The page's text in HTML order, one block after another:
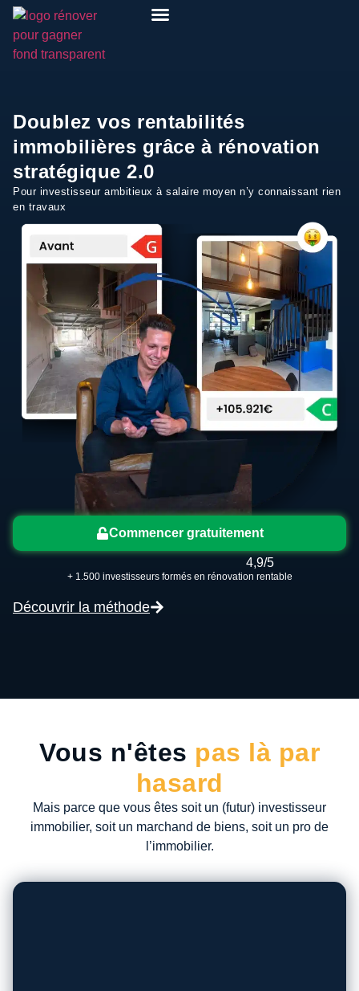
Doublez vos rentabilités
immobilières grâce à rénovation
stratégique 2.0
Pour investisseur ambitieux à salaire moyen n’y connaissant rien
en travaux
Commencer gratuitement
4,9/5
+ 1.500 investisseurs formés en rénovation rentable
Découvrir la méthode
Vous n'êtes pas là par
hasard
Mais parce que vous êtes soit un (futur) investisseur
immobilier, soit un marchand de biens, soit un pro de
l’immobilier.